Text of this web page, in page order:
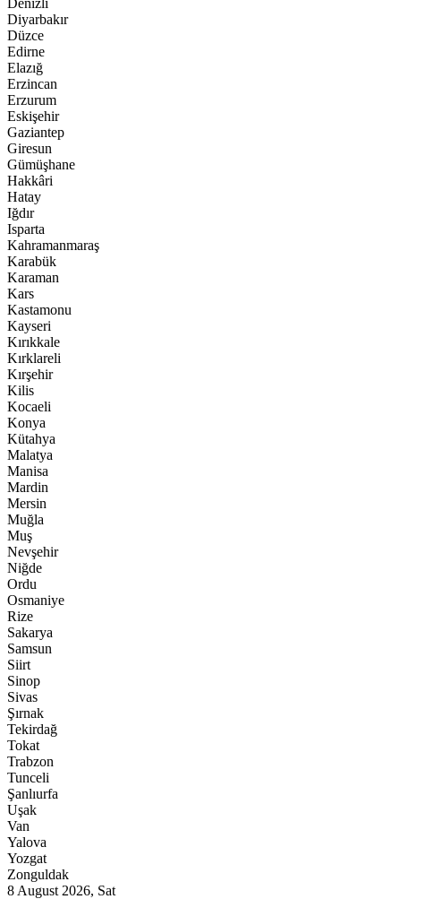
Denizli
Diyarbakır
Düzce
Edirne
Elazığ
Erzincan
Erzurum
Eskişehir
Gaziantep
Giresun
Gümüşhane
Hakkâri
Hatay
Iğdır
Isparta
Kahramanmaraş
Karabük
Karaman
Kars
Kastamonu
Kayseri
Kırıkkale
Kırklareli
Kırşehir
Kilis
Kocaeli
Konya
Kütahya
Malatya
Manisa
Mardin
Mersin
Muğla
Muş
Nevşehir
Niğde
Ordu
Osmaniye
Rize
Sakarya
Samsun
Siirt
Sinop
Sivas
Şırnak
Tekirdağ
Tokat
Trabzon
Tunceli
Şanlıurfa
Uşak
Van
Yalova
Yozgat
Zonguldak
8 August 2026, Sat